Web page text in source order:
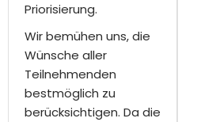
Priorisierung.
Wir bemühen uns, die
Wünsche aller
Teilnehmenden
bestmöglich zu
berücksichtigen. Da die